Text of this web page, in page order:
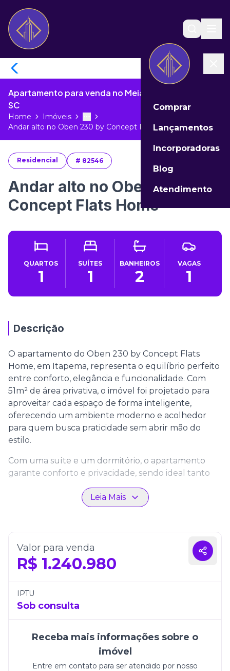
Comprar
Lançamentos
Incorporadoras
Blog
Atendimento
Apartamento para venda no Meia Praia de Itapema -
SC
Home Imóveis More
Toggle menu
Andar alto no Oben 230 by Concept F...
Residencial # 82546
Andar alto no Oben 230 by
Concept Flats Home
QUARTOS
1
SUÍTES
1
BANHEIROS
2
VAGAS
1
Descrição
O apartamento do Oben 230 by Concept Flats
Home, em Itapema, representa o equilíbrio perfeito
entre conforto, elegância e funcionalidade. Com
51m² de área privativa, o imóvel foi projetado para
aproveitar cada espaço de forma inteligente,
oferecendo um ambiente moderno e acolhedor
para quem busca praticidade sem abrir mão do
estilo.
Com uma suíte e um dormitório, o apartamento
garante conforto e privacidade, sendo ideal tanto
para morar quanto para investir. Os ambientes
integrados valorizam a iluminação natural e criam
uma atmosfera leve e convidativa, enquanto o
Com uma vaga de garagem e uma localização
privilegiada, próxima ao mar e às principais
certa para quem deseja viver com bem-estar e
sofisticação. Um empreendimento que traduz o
Leia Mais
Valor para venda
R$ 1.240.980
IPTU
Sob consulta
Receba mais informações sobre o
imóvel
Entre em contato para ser atendido por nosso